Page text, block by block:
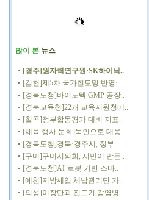
많이 본 뉴스
[경주]원자력연구원·SK하이닉..
[김천]제5차 국가철도망 반영·..
[경북도청]바이노텍 GMP 공장..
[경북교육청]22개 교육지원청에..
[칠곡]정부합동평가 대비 지표..
[체육.행사.문화]묵인으로 대응..
[경북도청]경북·경주시, 정부..
[구미]구미시의회, 시민이 만든..
[경북도청]AI·로봇 기반 스마..
[예천]지방세입 체납관리단 가..
[의성]이장단과 진드기 감염병..